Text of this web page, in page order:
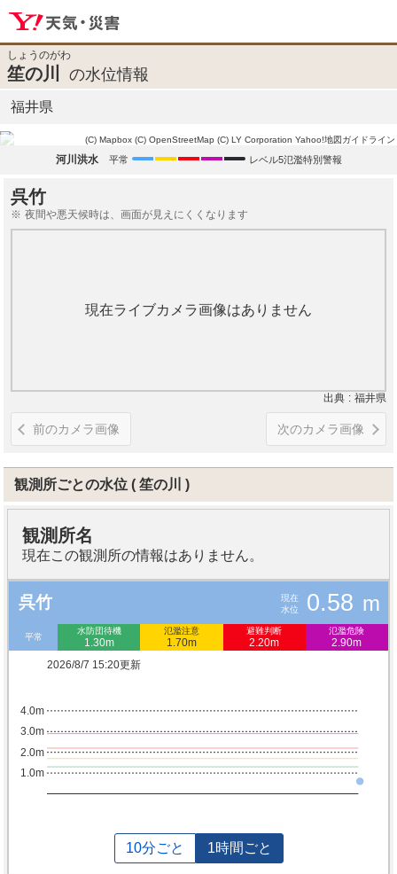
しょうのがわ
笙の川 の水位情報
福井県
(C) Mapbox (C) OpenStreetMap (C) LY Corporation Yahoo!地図ガイドライン
河川洪水 平常 レベル5氾濫特別警報
呉竹
夜間や悪天候時は、画面が見えにくくなります
現在ライブカメラ画像はありません
出典 福井県
前のカメラ画像 次のカメラ画像
観測所ごとの水位 笙の川
観測所名
現在この観測所の情報はありません。
呉竹
現在
水位
0.58 m
平常
水防団待機
1.30m
氾濫注意
1.70m
避難判断
2.20m
氾濫危険
2.90m
2026/8/7 15:20更新
1.0m
2.0m
3.0m
4.0m
10分ごと 1時間ごと